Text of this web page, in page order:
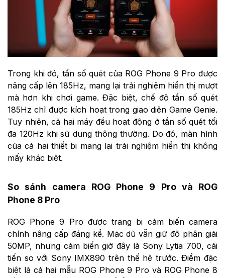
Trong khi đó, tần số quét của ROG Phone 9 Pro được
nâng cấp lên 185Hz, mang lại trải nghiệm hiển thị mượt
mà hơn khi chơi game. Đặc biệt, chế độ tần số quét
185Hz chỉ được kích hoạt trong giao diện Game Genie.
Tuy nhiên, cả hai máy đều hoạt động ở tần số quét tối
đa 120Hz khi sử dụng thông thường. Do đó, màn hình
của cả hai thiết bị mang lại trải nghiệm hiển thị không
mấy khác biệt.
So sánh camera ROG Phone 9 Pro và ROG
Phone 8 Pro
ROG Phone 9 Pro được trang bị cảm biến camera
chính nâng cấp đáng kể. Mặc dù vẫn giữ độ phân giải
50MP, nhưng cảm biến giờ đây là Sony Lytia 700, cải
tiến so với Sony IMX890 trên thế hệ trước. Điểm đặc
biệt là cả hai mẫu ROG Phone 9 Pro và ROG Phone 8